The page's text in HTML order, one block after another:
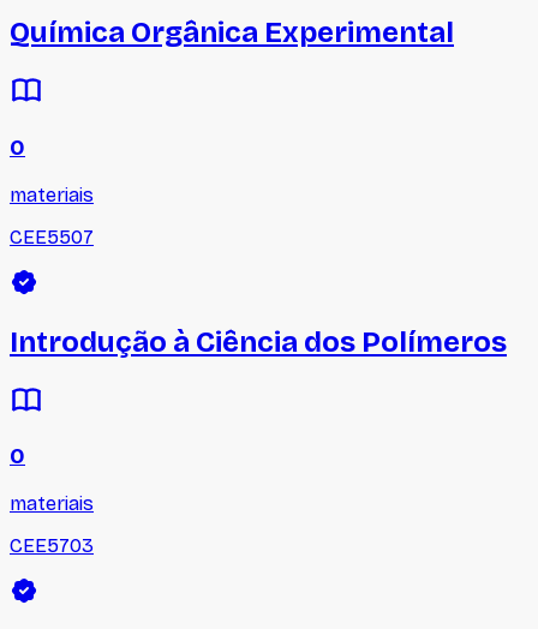
Química Orgânica Experimental
0
materiais
CEE5507
Introdução à Ciência dos Polímeros
0
materiais
CEE5703